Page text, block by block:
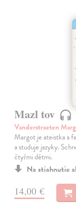
Mazl tov
Vanderstraeten
Margot je ateistka a
a studuje jazyky.
čtyřmi dětmi.
Na stiahnutie
14,00 €